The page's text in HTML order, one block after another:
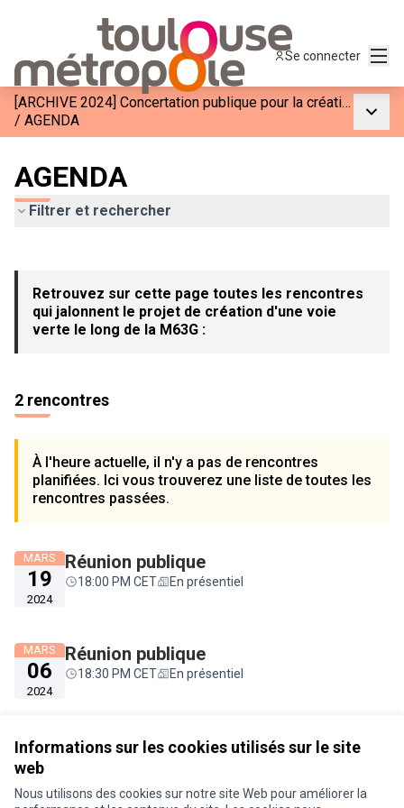
Informations sur les cookies utilisés sur le site
web
Nous utilisons des cookies sur notre site Web pour améliorer la
Se connecter
[ARCHIVE 2024] Concertation publique pour la création d&#39;une voie verte le long de la M63G
/ AGENDA
AGENDA
Filtrer et rechercher
−
Retrouvez sur cette page toutes les rencontres
qui jalonnent le projet de création d'une voie
verte le long de la M63G :
2 rencontres
À l'heure actuelle, il n'y a pas de rencontres
planifiées. Ici vous trouverez une liste de toutes les
rencontres passées.
MARS
19
2024
Réunion publique
18:00 PM CET En présentiel
MARS
06
2024
Réunion publique
18:30 PM CET En présentiel